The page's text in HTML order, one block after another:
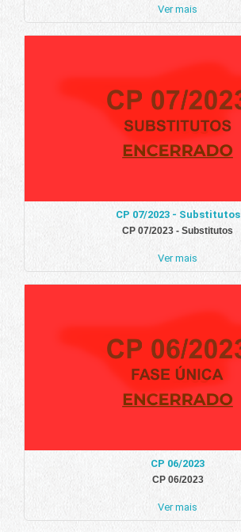
Ver mais
CP 07/2023 - Substitutos
CP 07/2023 - Substitutos
Ver mais
CP 06/2023
CP 06/2023
Ver mais